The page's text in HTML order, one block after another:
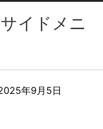
イドメニ
年9月5日